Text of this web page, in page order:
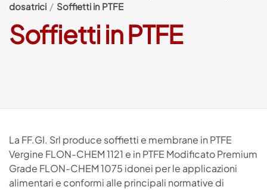
dosatrici
Soffietti in PTFE
Soffietti in PTFE
La FF.GI. Srl produce soffietti e membrane in PTFE
Vergine FLON-CHEM 1121 e in PTFE Modificato Premium
Grade FLON-CHEM 1075 idonei per le applicazioni
alimentari e conformi alle principali normative di